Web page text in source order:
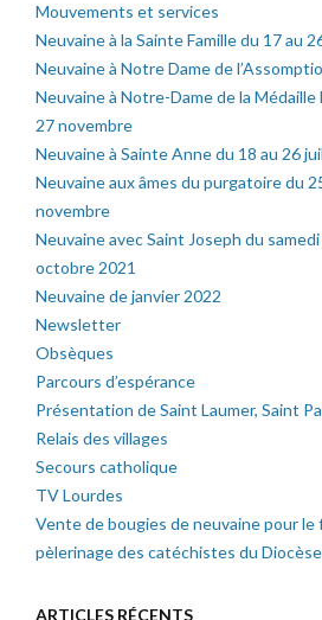
Mouvements et services
Neuvaine à la Sainte Famille du 17 au
Neuvaine à Notre Dame de
Neuvaine à Notre-Dame de la Médaille
27 novembre
Neuvaine à Sainte Anne du 18 au 26
Neuvaine aux âmes du purgatoire du
novembre
Neuvaine avec Saint Joseph du
octobre 2021
Neuvaine de janvier 2022
Newsletter
Obsèques
Parcours d’espérance
Présentation de Saint Laumer, Saint
Relais des villages
Secours catholique
TV Lourdes
Vente de bougies de neuvaine pour le
pèlerinage des catéchistes du Diocèse
ARTICLES RÉCENTS